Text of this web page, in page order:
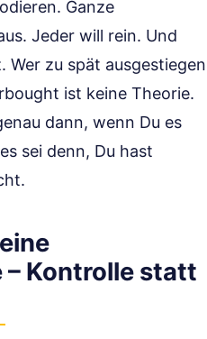
Ganze
Jeder will rein. Und
Wer zu spät ausgestiegen
ist keine Theorie.
dann, wenn Du es
sei denn, Du hast
Kontrolle statt